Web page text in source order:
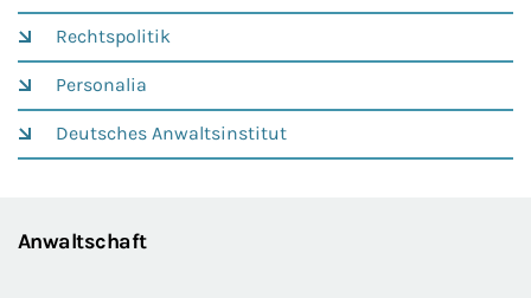
Rechtspolitik
Personalia
Deutsches Anwaltsinstitut
Anwaltschaft